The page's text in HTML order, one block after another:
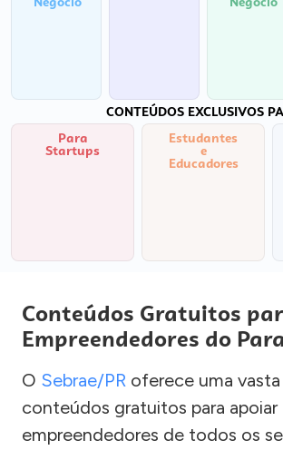
CONTEÚDOS EXCLUSIVOS
Para
Startups
Estudantes
e
Educadores
Conteúdos Gratuitos
Empreendedores do
O Sebrae/PR oferece uma
conteúdos gratuitos para apoiar
empreendedores de todos os